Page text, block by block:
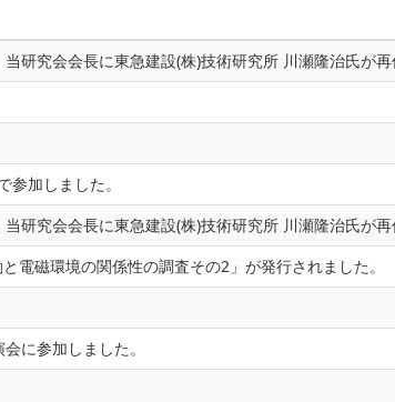
究会会長に東急建設(株)技術研究所 川瀬隆治氏が再
加しました。
究会会長に東急建設(株)技術研究所 川瀬隆治氏が再
電磁環境の関係性の調査その2」が発行されました。
に参加しました。